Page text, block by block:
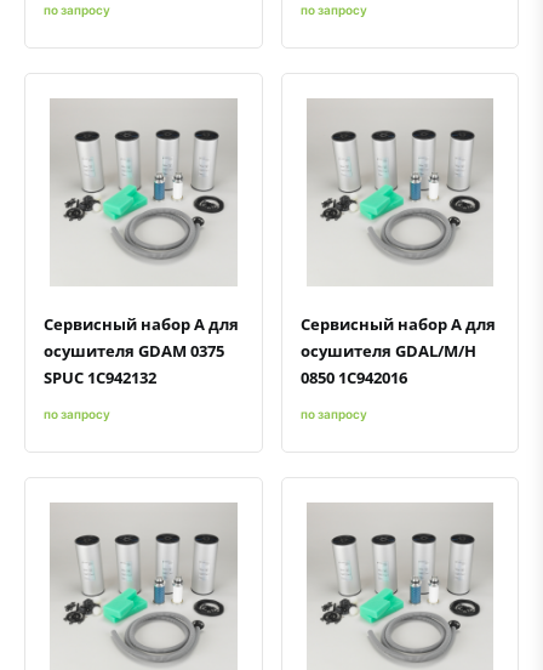
по запросу по запросу
Быстрый просмотрДобавить к сравнению
Добавить в избранное
Сервисный набор А для
осушителя GDAM 0375
SPUC 1С942132
по запросу
Быстрый просмотрДобавить к сравнению
Добавить в избранное
Сервисный набор А для
осушителя GDAL/M/H
0850 1С942016
по запросу
Быстрый просмотрДобавить к сравнению
Добавить в избранное Быстрый просмотрДобавить к сравнению
Добавить в избранное